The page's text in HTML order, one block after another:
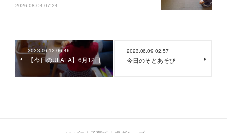
2026.08.04 07:24
2023.06.12 06:46
【今日のULALA】6月12日
2023.06.09 02:57
今日のそとあそび